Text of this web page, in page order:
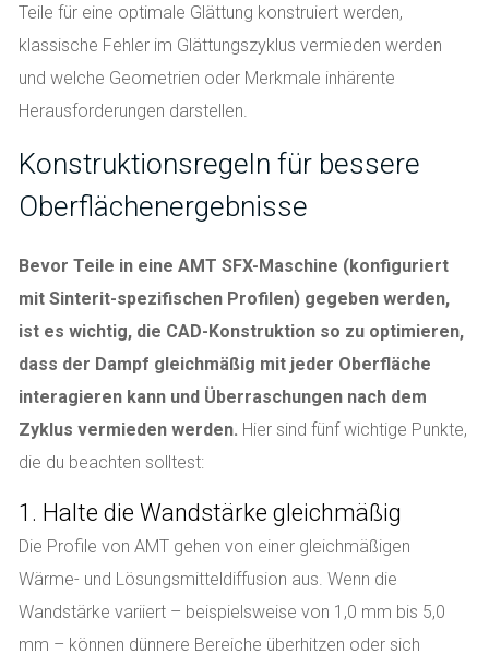
Teile für eine optimale Glättung konstruiert werden,
klassische Fehler im Glättungszyklus vermieden werden
und welche Geometrien oder Merkmale inhärente
Herausforderungen darstellen.
Konstruktionsregeln für bessere
Oberflächenergebnisse
Bevor Teile in eine AMT SFX-Maschine (konfiguriert
mit Sinterit-spezifischen Profilen) gegeben werden,
ist es wichtig, die CAD-Konstruktion so zu optimieren,
dass der Dampf gleichmäßig mit jeder Oberfläche
interagieren kann und Überraschungen nach dem
Zyklus vermieden werden. Hier sind fünf wichtige Punkte,
die du beachten solltest:
1. Halte die Wandstärke gleichmäßig
Die Profile von AMT gehen von einer gleichmäßigen
Wärme- und Lösungsmitteldiffusion aus. Wenn die
Wandstärke variiert – beispielsweise von 1,0 mm bis 5,0
mm – können dünnere Bereiche überhitzen oder sich